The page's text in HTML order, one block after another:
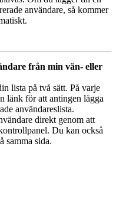
användare, så kommer
från min vän- eller
lista på två sätt. På varje
länk för att antingen lägga
användareslista.
direkt genom att
Du kan också
samma sida.